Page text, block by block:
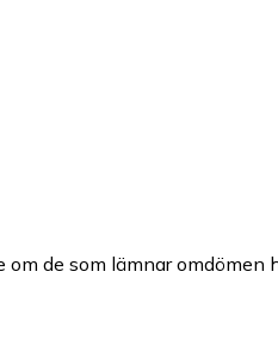
de som lämnar